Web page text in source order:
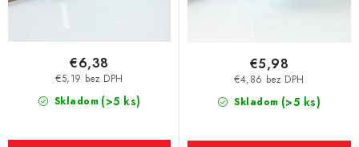
Skladom (>5 ks)
€5,19 bez DPH
€6,38
Skladom (>5 ks)
€4,86 bez DPH
€5,98